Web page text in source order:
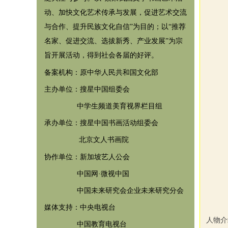
动、加快文化艺术传承与发展，促进艺术交流
与合作、提升民族文化自信”为目的；以“推荐
名家、促进交流、选拔新秀、产业发展”为宗
旨开展活动，得到社会各届的好评。
备案机构：原中华人民共和国文化部
主办单位：搜星中国组委会
中学生频道美育视界栏目组
承办单位：搜星中国书画活动组委会
北京文人书画院
协作单位： 新加坡艺人公会
中国网·微视中国
中国未来研究会企业未来研究分会
媒体支持：中央电视台
中国教育电视台
人物